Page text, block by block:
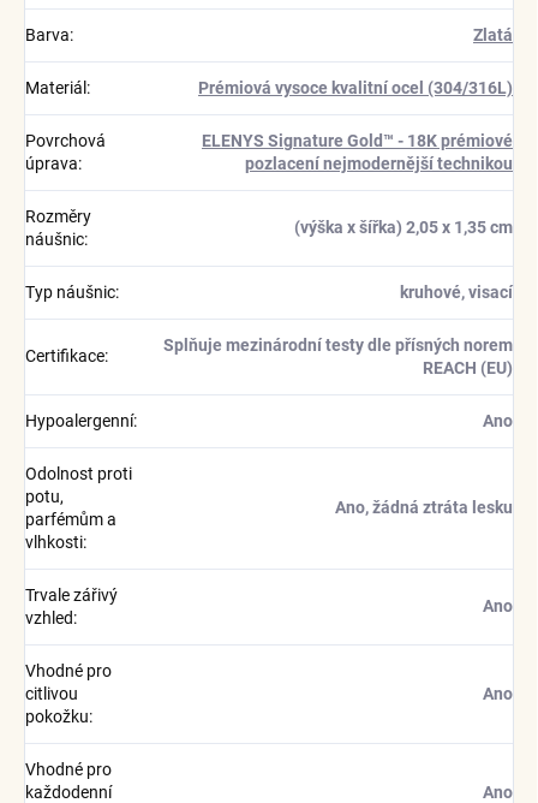
Barva: Zlatá
Materiál : Prémiová vysoce kvalitní ocel (304/316L)
Povrchová
úprava:
ELENYS Signature Gold™ - 18K prémiové
pozlacení nejmodernější technikou
Rozměry
náušnic:
(výška x šířka) 2,05 x 1,35 cm
Typ náušnic: kruhové, visací
Certifikace:
Splňuje mezinárodní testy dle přísných norem
REACH (EU)
Hypoalergenní: Ano
Odolnost proti
potu,
parfémům a
vlhkosti:
Ano, žádná ztráta lesku
Trvale zářivý
vzhled:
Ano
Vhodné pro
citlivou
pokožku:
Ano
Vhodné pro
každodenní
Ano